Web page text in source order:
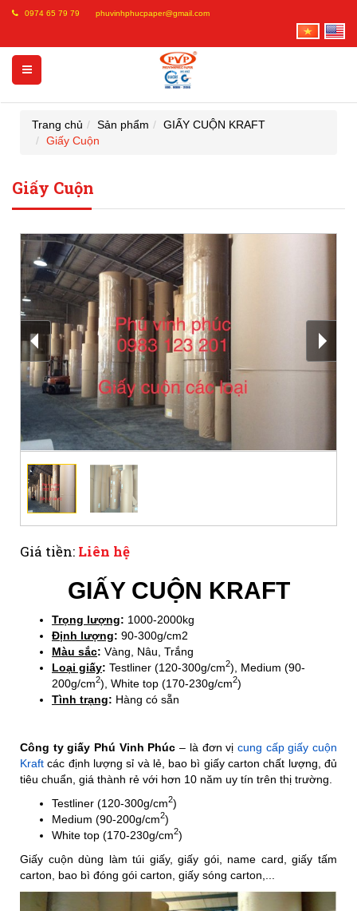
0974 65 79 79 phuvinhphucpaper@gmail.com
Trang chủ Sản phẩm
GIẤY CUỘN KRAFT
Giấy Cuộn
Giấy Cuộn
Giá tiền: Liên hệ
GIẤY CUỘN KRAFT
Trọng lượng: 1000-2000kg
Định lượng: 90-300g/cm2
Màu sắc: Vàng, Nâu, Trắng
Loại giấy: Testliner (120-300g/cm​​​2), Medium (90-
200g/cm2), White top (170-230g/cm2)
Tình trạng: Hàng có sẵn
Công ty giấy Phú Vinh Phúc – là đơn vị cung cấp giấy cuộn
Kraft các định lượng sỉ và lẻ, bao bì giấy carton chất lượng, đủ
tiêu chuẩn, giá thành rẻ với hơn 10 năm uy tín trên thị trường.
Testliner (120-300g/cm​​​2)
Medium (90-200g/cm2)
White top (170-230g/cm2)
Giấy cuộn dùng làm túi giấy, giấy gói, name card, giấy tấm
carton, bao bì đóng gói carton, giấy sóng carton,...